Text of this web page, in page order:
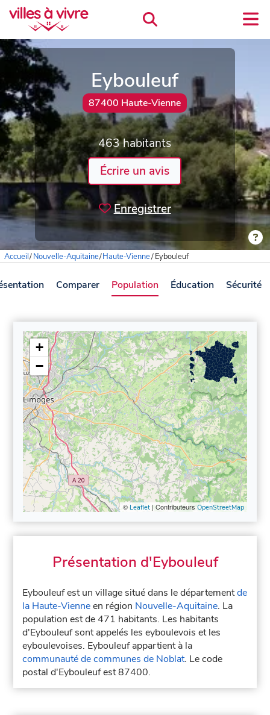
Eybouleuf
87400 Haute-Vienne
463 habitants
Écrire un avis
Enregistrer
Accueil/Nouvelle-Aquitaine/Haute-Vienne/Eybouleuf
Comparer Population Éducation Sécurité
+
−
© Leaflet| Contributeurs OpenStreetMap
Présentation d'Eybouleuf
Eybouleuf est un village situé dans le départementde
la Haute-Vienneen région Nouvelle-Aquitaine. La
population est de 471 habitants. Les habitants
d'Eybouleuf sont appelés les eyboulevois et les
eyboulevoises. Eybouleuf appartient à la
communauté de communes de Noblat. Le code
postal d'Eybouleuf est 87400.